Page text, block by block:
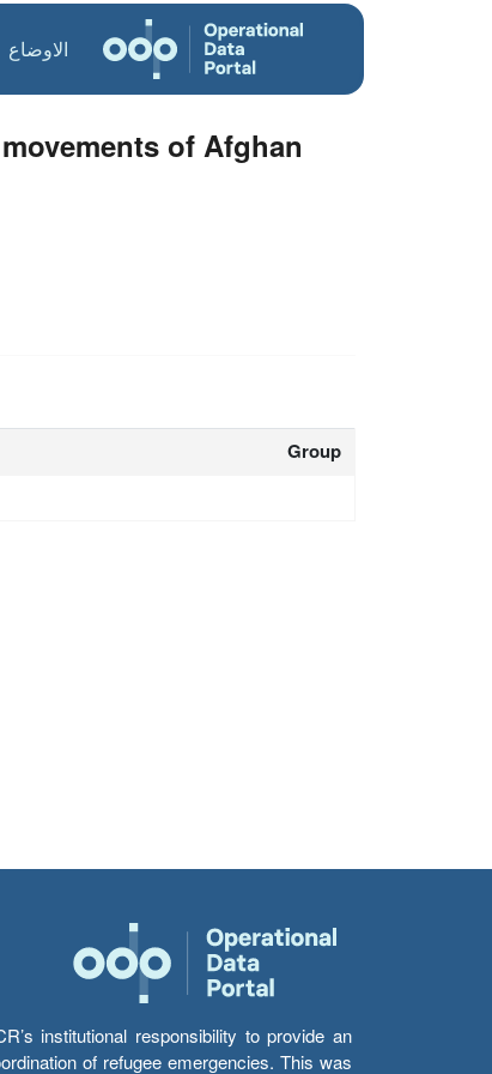
الاوضاع
of Afghan
Group
institutional responsibility to provide an
of refugee emergencies. This was